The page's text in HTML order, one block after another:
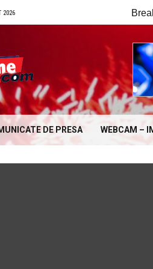
2026 Ce filme
DE PRESA WEBCAM –